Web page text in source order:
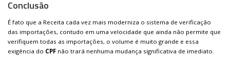
Conclusão
É fato que a Receita cada vez mais moderniza o sistema de verificação
das importações, contudo em uma velocidade que ainda não permite que
verifiquem todas as importações, o volume é muito grande e essa
exigência do CPF não trará nenhuma mudança significativa de imediato.